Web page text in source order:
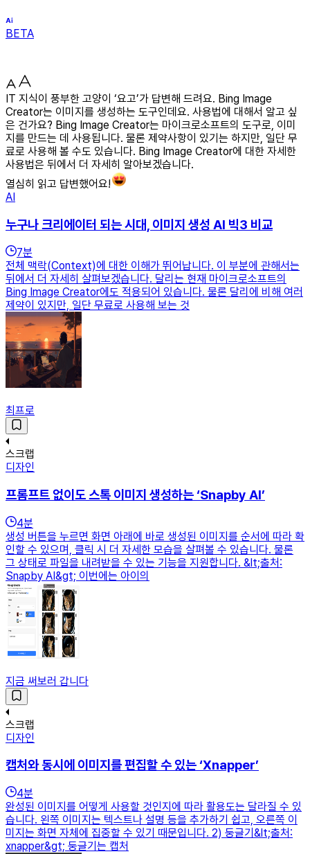
BETA
IT 지식이 풍부한 고양이 ‘요고’가 답변해 드려요. Bing Image
Creator는 이미지를 생성하는 도구인데요. 사용법에 대해서 알고 싶
은 건가요? Bing Image Creator는 마이크로소프트의 도구로, 이미
지를 만드는 데 사용됩니다. 물론 제약사항이 있기는 하지만, 일단 무
료로 사용해 볼 수도 있습니다. Bing Image Creator에 대한 자세한
사용법은 뒤에서 더 자세히 알아보겠습니다.
열심히 읽고 답변했어요!
AI
누구나 크리에이터 되는 시대, 이미지 생성 AI 빅3 비교
7분
전체 맥락(Context)에 대한 이해가 뛰어납니다. 이 부분에 관해서는
뒤에서 더 자세히 살펴보겠습니다. 달리는 현재 마이크로소프트의
Bing Image Creator에도 적용되어 있습니다. 물론 달리에 비해 여러
제약이 있지만, 일단 무료로 사용해 보는 것
최프로
스크랩
디자인
프롬프트 없이도 스톡 이미지 생성하는 ‘Snapby AI’
4분
생성 버튼을 누르면 화면 아래에 바로 생성된 이미지를 순서에 따라 확
인할 수 있으며, 클릭 시 더 자세한 모습을 살펴볼 수 있습니다. 물론
그 상태로 파일을 내려받을 수 있는 기능을 지원합니다. &lt;출처:
Snapby AI&gt; 이번에는 아이의
지금 써보러 갑니다
스크랩
디자인
캡처와 동시에 이미지를 편집할 수 있는 ‘Xnapper’
4분
완성된 이미지를 어떻게 사용할 것인지에 따라 활용도는 달라질 수 있
습니다. 왼쪽 이미지는 텍스트나 설명 등을 추가하기 쉽고, 오른쪽 이
미지는 화면 자체에 집중할 수 있기 때문입니다. 2) 둥글기&lt;출처:
xnapper&gt; 둥글기는 캡처